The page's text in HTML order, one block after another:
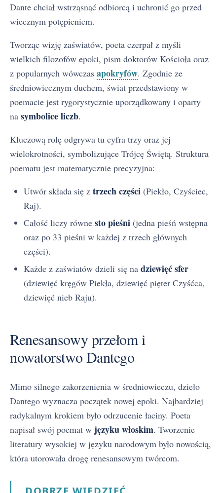
Dante chciał wstrząsnąć odbiorcą i uchronić go przed
wiecznym potępieniem.
Tworząc wizję zaświatów, poeta czerpał z myśli
wielkich filozofów epoki, pism doktorów Kościoła oraz
z popularnych wówczas apokryfów. Zgodnie ze
średniowiecznym duchem, świat przedstawiony w
poemacie jest rygorystycznie uporządkowany i oparty
na symbolice liczb.
Kluczową rolę odgrywa tu cyfra trzy oraz jej
wielokrotności, symbolizujące Trójcę Świętą. Struktura
poematu jest matematycznie precyzyjna:
Utwór składa się z trzech części (Piekło, Czyściec,
Raj).
Całość liczy równe sto pieśni (jedna pieśń wstępna
oraz po 33 pieśni w każdej z trzech głównych
części).
Każde z zaświatów dzieli się na dziewięć sfer
(dziewięć kręgów Piekła, dziewięć pięter Czyśćca,
dziewięć nieb Raju).
Renesansowy przełom i
nowatorstwo Dantego
Mimo silnego zakorzenienia w średniowieczu, dzieło
Dantego wyznacza początek nowej epoki. Najbardziej
radykalnym krokiem było odrzucenie łaciny. Poeta
napisał swój poemat w języku włoskim. Tworzenie
literatury wysokiej w języku narodowym było nowością,
która utorowała drogę renesansowym twórcom.